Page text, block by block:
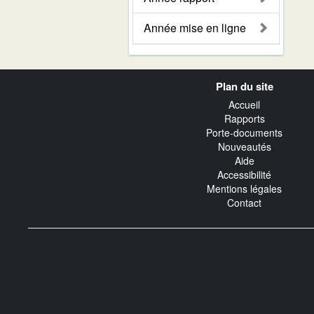
Année mise en ligne
Plan du site
Accueil
Rapports
Porte-documents
Nouveautés
Aide
Accessibilité
Mentions légales
Contact